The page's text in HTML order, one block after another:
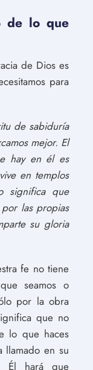
de lo que
de Dios es
para
de sabiduría
mejor. El
hay en él es
en templos
significa que
las propias
su gloria
fe no tiene
seamos o
por la obra
que no
lo que haces
llamado en su
Él hará que